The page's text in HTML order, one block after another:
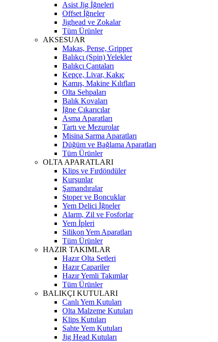
Asist Jig İğneleri
Offset İğneler
Jighead ve Zokalar
Tüm Ürünler
AKSESUAR
Makas, Pense, Gripper
Balıkçı (Spin) Yelekler
Balıkçı Çantaları
Kepçe, Livar, Kakıç
Kamış, Makine Kılıfları
Olta Sehpaları
Balık Kovaları
İğne Çıkarıcılar
Asma Aparatları
Tartı ve Mezurolar
Misina Sarma Aparatları
Düğüm ve Bağlama Aparatları
Tüm Ürünler
OLTA APARATLARI
Klips ve Fırdöndüler
Kurşunlar
Şamandıralar
Stoper ve Boncuklar
Yem Delici İğneler
Alarm, Zil ve Fosforlar
Yem İpleri
Silikon Yem Aparatları
Tüm Ürünler
HAZIR TAKIMLAR
Hazır Olta Setleri
Hazır Çapariler
Hazır Yemli Takımlar
Tüm Ürünler
BALIKÇI KUTULARI
Canlı Yem Kutuları
Olta Malzeme Kutuları
Klips Kutuları
Sahte Yem Kutuları
Jig Head Kutuları